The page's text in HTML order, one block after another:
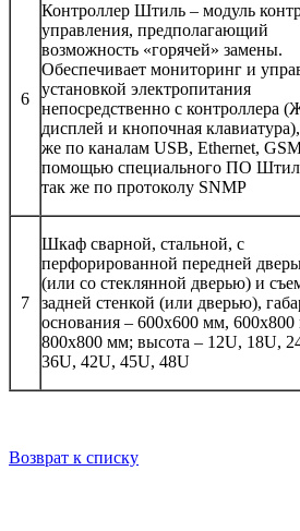
6
Контроллер Штиль – модуль
управления, предполагающий
возможность «горячей» замены.
Обеспечивает мониторинг и
установкой электропитания
непосредственно с контроллера
дисплей и кнопочная
же по каналам USB, Ethernet,
помощью специального ПО
так же по протоколу SNMP
7
Шкаф сварной, стальной, с
перфорированной передней
(или со стеклянной дверью) и
задней стенкой (или дверью),
основания – 600х600 мм,
800х800 мм; высота – 12U, 18U,
36U, 42U, 45U, 48U
Возврат к списку